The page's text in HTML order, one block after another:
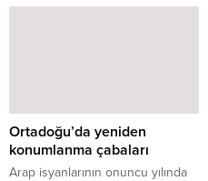
Ortadoğu’da yeniden
konumlanma çabaları
Arap isyanlarının onuncu yılında